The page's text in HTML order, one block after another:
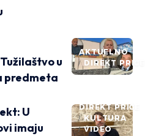
AKTUELNO
DIREKT PRIČE
u
predmeta
DIREKT PRIČE
KULTURA
VIDEO
U
imaju